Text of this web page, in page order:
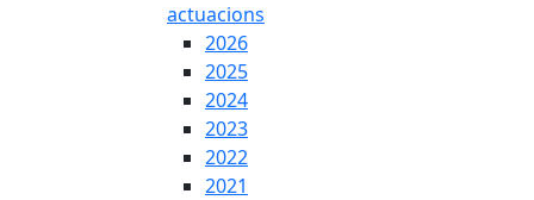
actuacions
2026
2025
2024
2023
2022
2021